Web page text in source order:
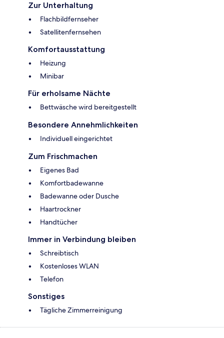
Zur Unterhaltung
Flachbildfernseher
Satellitenfernsehen
Komfortausstattung
Heizung
Minibar
Für erholsame Nächte
Bettwäsche wird bereitgestellt
Besondere Annehmlichkeiten
Individuell eingerichtet
Zum Frischmachen
Eigenes Bad
Komfortbadewanne
Badewanne oder Dusche
Haartrockner
Handtücher
Immer in Verbindung bleiben
Schreibtisch
Kostenloses WLAN
Telefon
Sonstiges
Tägliche Zimmerreinigung